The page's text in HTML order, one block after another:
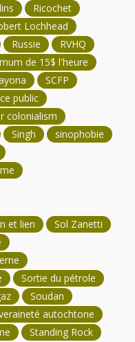
Ricochet
Lochhead
Russie
RVHQ
de 15$ l'heure
SCFP
public
colonialism
Singh
sinophobie
et lien
Sol Zanetti
Sortie du pétrole
Soudan
autochtone
Standing Rock